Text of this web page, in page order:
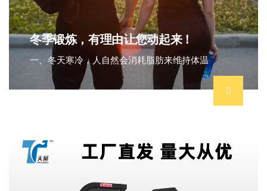
冬季锻炼，有理由让您动起来！
一、冬天寒冷，人自然会消耗脂肪来维持体温